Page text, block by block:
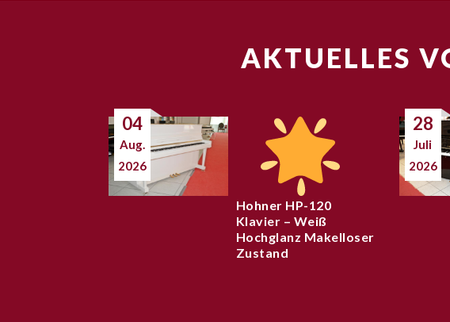
AKTUELLES
04
Aug.
2026
Hohner HP-120
Klavier – Weiß
Hochglanz Makelloser
Zustand
28
Juli
2026